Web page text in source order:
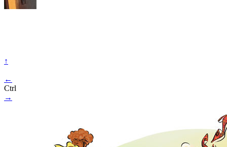
↑
←
Ctrl
→